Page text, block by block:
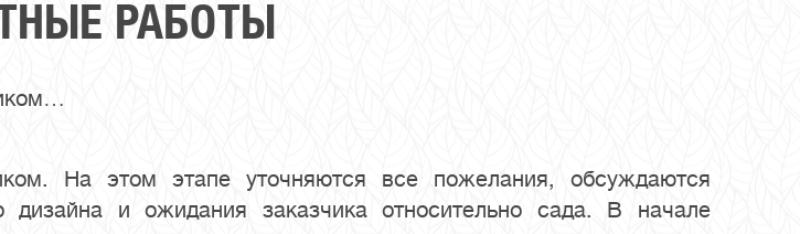
РАБОТЫ
На этом этапе уточняются все пожелания, обсуждаются
дизайна и ожидания заказчика относительно сада. В начале